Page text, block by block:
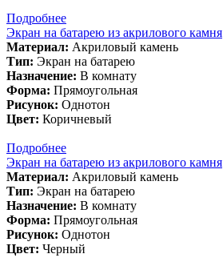
Подробнее
Экран на батарею из акрилового камня
Материал: Акриловый камень
Тип: Экран на батарею
Назначение: В комнату
Форма: Прямоугольная
Рисунок: Однотон
Цвет: Коричневый
Подробнее
Экран на батарею из акрилового камня
Материал: Акриловый камень
Тип: Экран на батарею
Назначение: В комнату
Форма: Прямоугольная
Рисунок: Однотон
Цвет: Черный